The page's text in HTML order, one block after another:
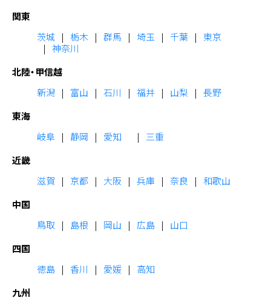
関東
茨城
栃木 群馬 埼玉 千葉
東京
神奈川
北陸・甲信越
新潟
富山 石川 福井 山梨
長野
東海
岐阜
静岡 愛知
三重
近畿
滋賀
京都 大阪 兵庫 奈良
和歌山
中国
鳥取
島根 岡山 広島
山口
四国
徳島
香川 愛媛
高知
九州